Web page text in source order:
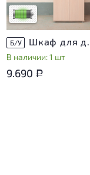
Низкая степень
Б/У Шкаф для
В наличии: 1 шт
9.690 Р